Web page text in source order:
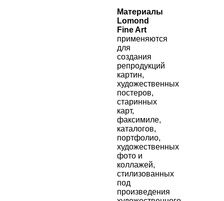
Материалы
Lomond
Fine Art
применяются
для
создания
репродукций
картин,
художественных
постеров,
старинных
карт,
факсимиле,
каталогов,
портфолио,
художественных
фото и
коллажей,
стилизованных
под
произведения